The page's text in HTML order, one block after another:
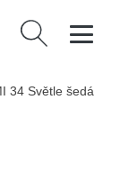
Vyhledávání
34 Světle šedá